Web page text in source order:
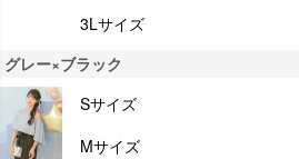
3Lサイズ
グレー×ブラック
Sサイズ
Mサイズ